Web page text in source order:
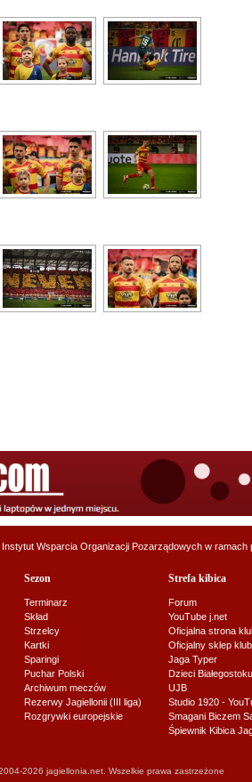
Instytut Wsparcia Organizacji Pozarządowych w ramach
Sezon
Terminarz
Skład
Strzelcy
Kartki
Sparingi
Puchar Polski
Archiwum meczów
Rezerwy Jagiellonii (III liga)
Rozgrywki europejskie
Strefa kibica
Forum
YouTube j.net
Oficjalna strona
Oficjalny sklep
Jaga Typer
Dzieci Białegostoku
UJB
Studio 1920 -
Smagani Biczem
Śpiewnik Kibica
2026 jagiellonia.net. Wszelkie prawa zastrzeżone